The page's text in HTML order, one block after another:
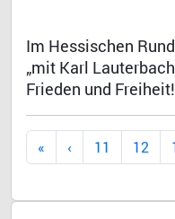
Im Hessischen
„mit Karl
Frieden und Freiheit!
11 12